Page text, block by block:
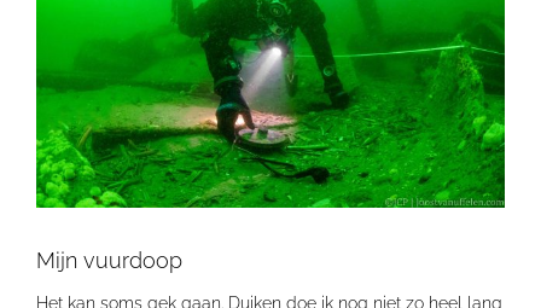
Mijn vuurdoop
Het kan soms gek gaan. Duiken doe ik nog niet zo heel lang